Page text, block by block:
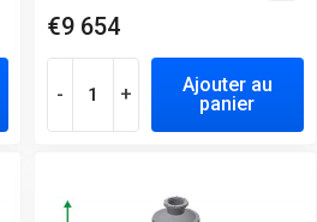
€9 654
- +
Ajouter au
panier